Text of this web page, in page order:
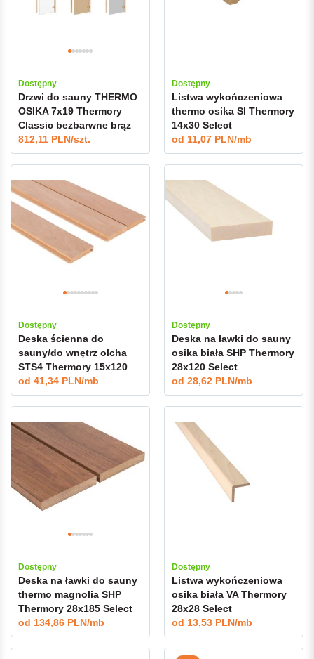
Dostępny
Drzwi do sauny THERMO
OSIKA 7x19 Thermory
Classic bezbarwne brąz
grafit
812,11 PLN/szt.
Dostępny
Listwa wykończeniowa
thermo osika SI Thermory
14x30 Select
od 11,07 PLN/mb
Dostępny
Deska ścienna do
sauny/do wnętrz olcha
STS4 Thermory 15x120
Select
od 41,34 PLN/mb
Dostępny
Deska na ławki do sauny
osika biała SHP Thermory
28x120 Select
od 28,62 PLN/mb
Dostępny
Deska na ławki do sauny
thermo magnolia SHP
Thermory 28x185 Select
od 134,86 PLN/mb
Dostępny
Listwa wykończeniowa
osika biała VA Thermory
28x28 Select
od 13,53 PLN/mb